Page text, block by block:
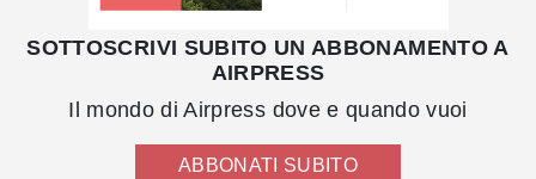
SOTTOSCRIVI SUBITO UN ABBONAMENTO A
AIRPRESS
Il mondo di Airpress dove e quando vuoi
ABBONATI SUBITO